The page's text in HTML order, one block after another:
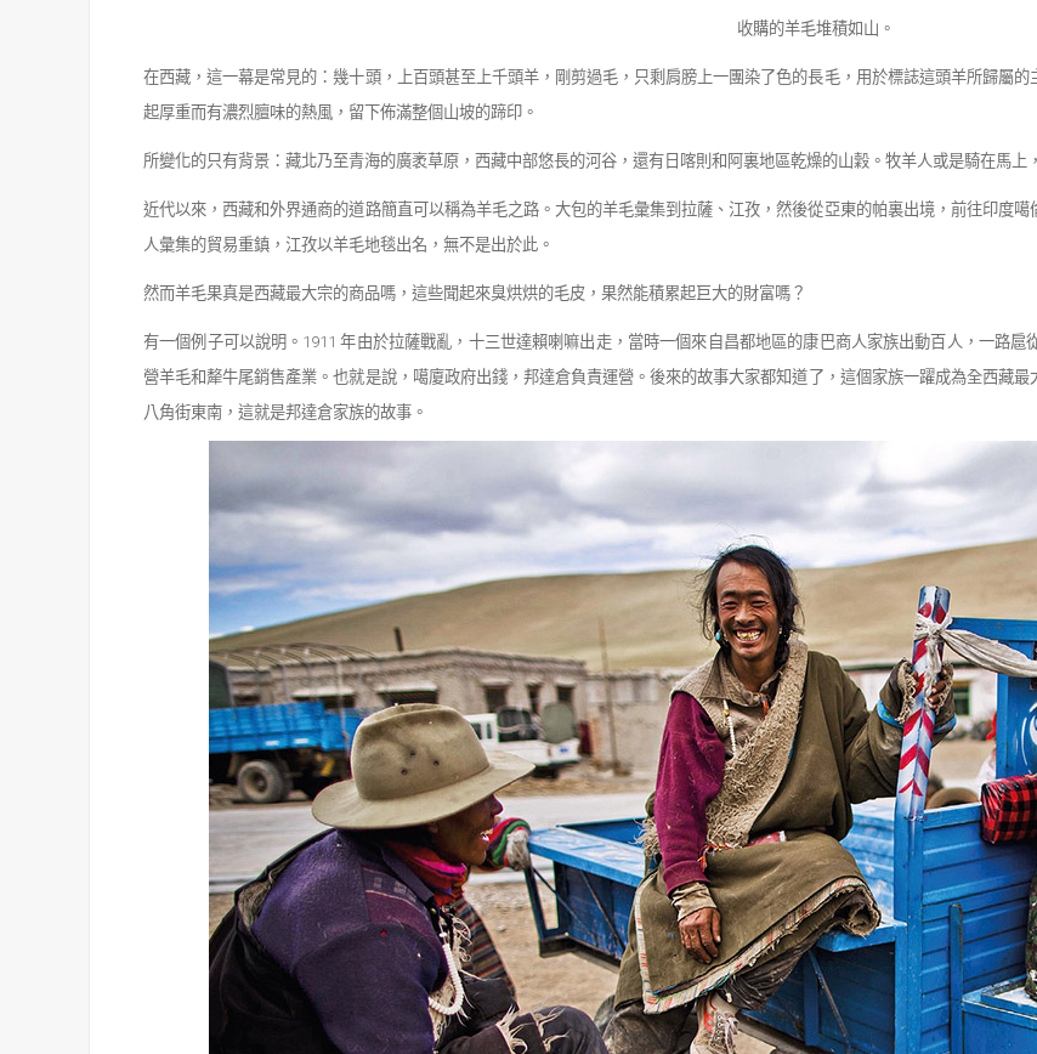
收購的羊毛堆積如山。
在西藏，這一幕是常見的：幾十頭，上百頭甚至上千頭羊，剛剪過毛，只剩肩膀上一團染了色的長毛，用於標誌這頭羊所歸屬的
起厚重而有濃烈膻味的熱風，留下佈滿整個山坡的蹄印。
所變化的只有背景：藏北乃至青海的廣袤草原，西藏中部悠長的河谷，還有日喀則和阿裏地區乾燥的山穀。牧羊人或是騎在馬上
近代以來，西藏和外界通商的道路簡直可以稱為羊毛之路。大包的羊毛彙集到拉薩、江孜，然後從亞東的帕裏出境，前往印度噶
人彙集的貿易重鎮，江孜以羊毛地毯出名，無不是出於此。
然而羊毛果真是西藏最大宗的商品嗎，這些聞起來臭烘烘的毛皮，果然能積累起巨大的財富嗎？
有一個例子可以說明。 1911年由於拉薩戰亂，十三世達賴喇嘛出走，當時一個來自昌都地區的康巴商人家族出動百人，一路扈
營羊毛和犛牛尾銷售產業。也就是說，噶廈政府出錢，邦達倉負責運營。後來的故事大家都知道了，這個家族一躍成為全西藏最
八角街東南，這就是邦達倉家族的故事。